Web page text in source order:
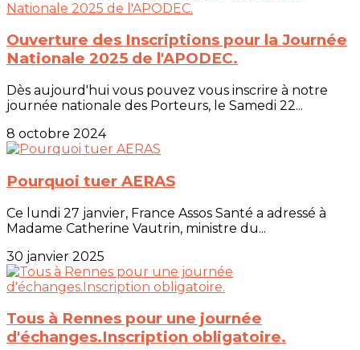
Ouverture des Inscriptions pour la Journée
Nationale 2025 de l'APODEC.
Dès aujourd'hui vous pouvez vous inscrire à notre
journée nationale des Porteurs, le Samedi 22...
8 octobre 2024
Pourquoi tuer AERAS
Ce lundi 27 janvier, France Assos Santé a adressé à
Madame Catherine Vautrin, ministre du...
30 janvier 2025
Tous à Rennes pour une journée
d'échanges.Inscription obligatoire.